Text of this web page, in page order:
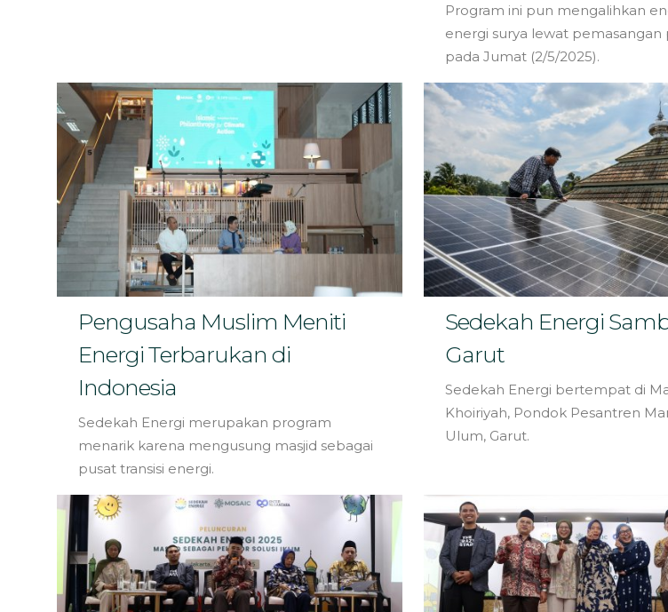
Program ini pun mengalihkan
energi surya lewat pemasangan
pada Jumat (2/5/2025).
Pengusaha Muslim Meniti
Energi Terbarukan di
Indonesia
Sedekah Energi merupakan program
menarik karena mengusung masjid sebagai
pusat transisi energi.
Sedekah Energi
Garut
Sedekah Energi bertempat di
Khoiriyah, Pondok Pesantren
Ulum, Garut.